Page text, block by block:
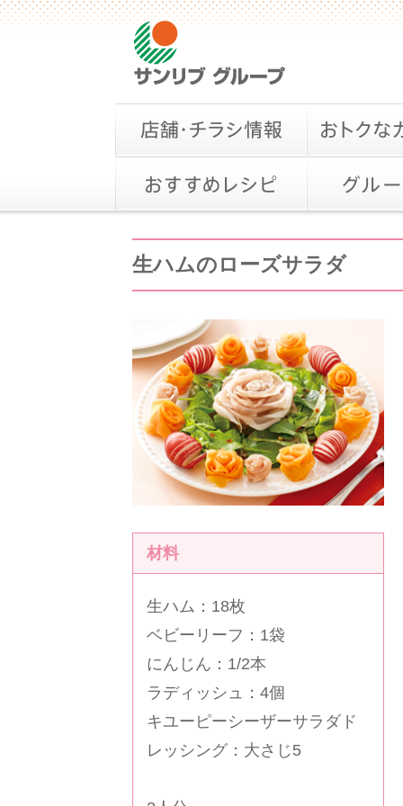
生ハムのローズサラダ
材料
生ハム：18枚
ベビーリーフ：1袋
にんじん：1/2本
ラディッシュ：4個
キユーピーシーザーサラダド
レッシング ：大さじ5